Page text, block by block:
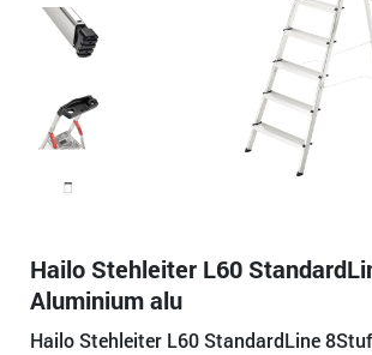
Hailo Stehleiter L60
Aluminium alu
Hailo Stehleiter L60 StandardLine